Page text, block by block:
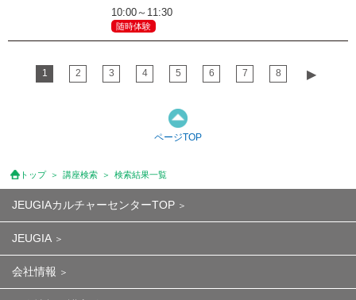
10:00～11:30
随時体験
1 2 3 4 5 6 7 8 ▶︎
ページTOP
トップ 講座検索 検索結果一覧
JEUGIAカルチャーセンターTOP
JEUGIA
会社情報